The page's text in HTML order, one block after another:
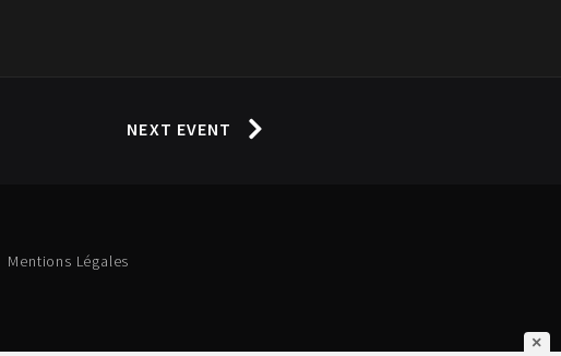
NEXT EVENT
Mentions Légales